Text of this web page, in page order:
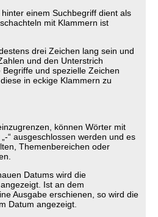
hinter einem Suchbegriff dient als
mit Klammern ist
drei Zeichen lang sein und
und den Unterstrich
und spezielle Zeichen
in eckige Klammern zu
können Wörter mit
“ ausgeschlossen werden und es
Themenbereichen oder
Datums wird die
Ist an dem
Ausgabe erschienen, so wird die
Datum angezeigt.